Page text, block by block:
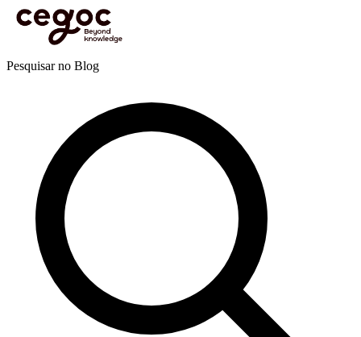
Skip to main content
Está aqui:Home > Recursos
que os líderes inspiradores fazem
Pesquisar no Blog